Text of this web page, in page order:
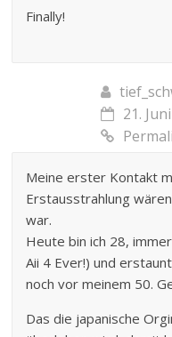
Finally!
21.
Meine erster Kontakt
Erstausstrahlung
war.
Heute bin ich 28,
Aii 4 Ever!) und
noch vor meinem 50.
Das die japanische